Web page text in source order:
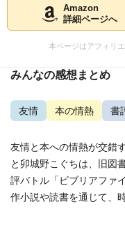
Amazon
詳細ページへ
本ページはアフィリ
みんなの感想まとめ
友情 本の情熱 書
友情と本への情熱が交錯
と卯城野こぐちは、旧図
評バトル「ビブリアファ
作小説や読書を通じて、時